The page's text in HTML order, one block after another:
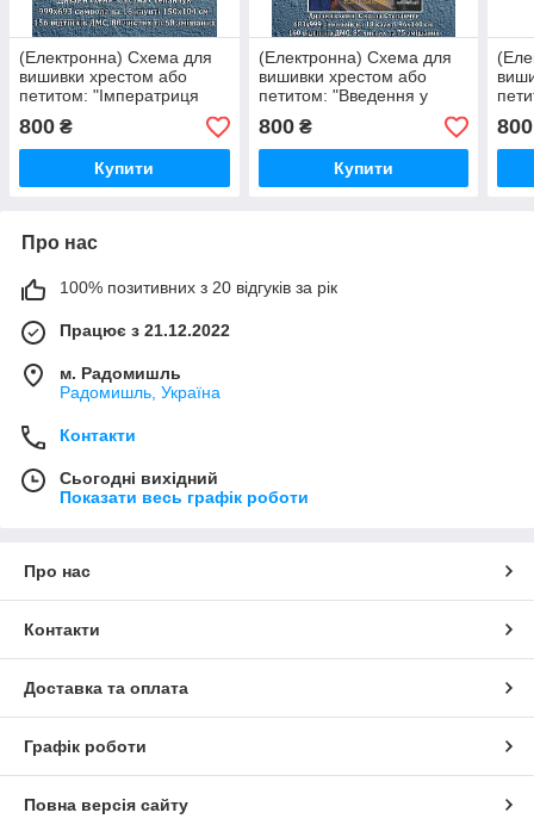
(Електронна) Схема для
вишивки хрестом або
петитом: "Імператриця
Євгенія в оточенні
фрейлін"
800 ₴
Купити
(Електронна) Схема для
вишивки хрестом або
петитом: "Введення у
храм Пресвятої
Богородиці"
800₴
Купити
800
Про нас
100% позитивних з 20 відгуків за рік
Працює з 21.12.2022
м. Радомишль
Радомишль, Україна
Контакти
Сьогодні вихідний
Показати весь графік роботи
Про нас
Контакти
Доставка та оплата
Графік роботи
Повна версія сайту